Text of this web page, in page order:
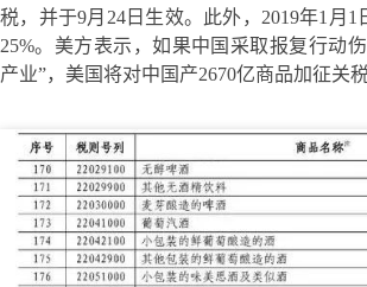
税，并于9月24日生效。此外，2019年1月1
25%。美方表示，如果中国采取报复行动
产业”，美国将对中国产2670亿商品加征关税